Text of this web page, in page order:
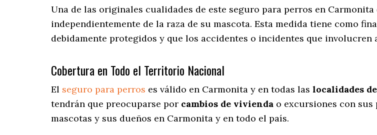
Una de las originales cualidades de este seguro para perros en
independientemente de la raza de su mascota. Esta medida tiene como
debidamente protegidos y que los accidentes o incidentes que involucren
Cobertura en Todo el Territorio Nacional
El seguro para perros es válido en Carmonita y en todas las localidades
tendrán que preocuparse por cambios de vivienda o excursiones con sus
mascotas y sus dueños en Carmonita y en todo el país.